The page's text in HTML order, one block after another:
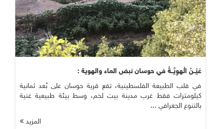
عَيْــنُ الْهوِيَّــةُ في حوسان نبض الماء والهوية :
في قلب الطبيعة الفلسطينية، تقع قرية حوسان على بُعد ثمانية
كيلومترات فقط غرب مدينة بيت لحم، وسط بيئة طبيعية غنية
بالتنوع الجغرافي ...
المزيد